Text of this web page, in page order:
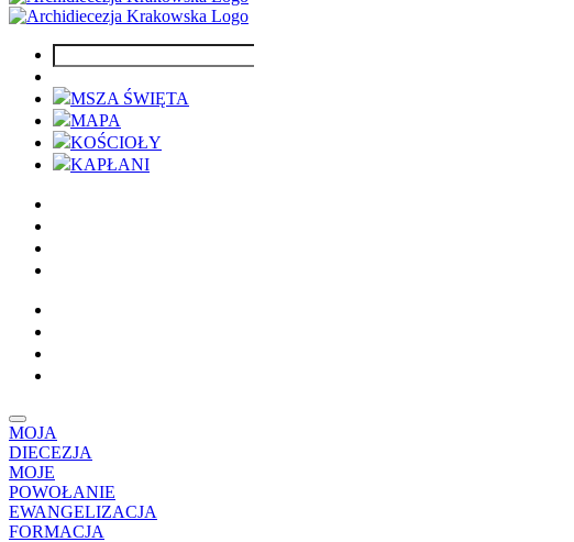
MSZA ŚWIĘTA
MAPA
KOŚCIOŁY
KAPŁANI
MOJA
DIECEZJA
MOJE
POWOŁANIE
EWANGELIZACJA
FORMACJA